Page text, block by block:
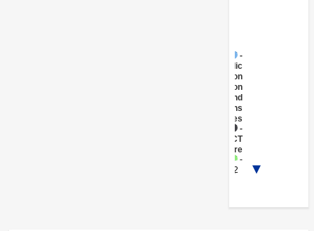
Administration
- Information
Communications
Technologies
Infrastructure